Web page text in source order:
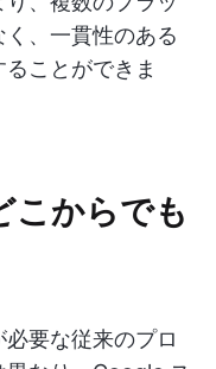
く、一貫性のある
ことができま
こからでも
要な従来のプロ